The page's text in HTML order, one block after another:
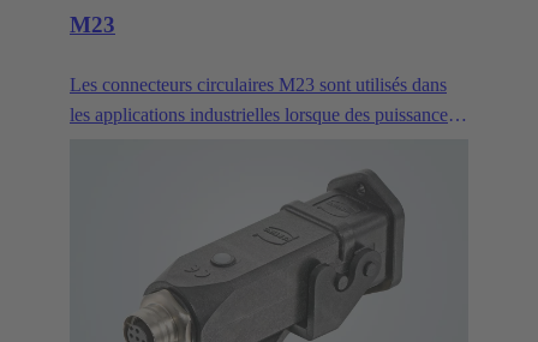
M23
Les connecteurs circulaires M23 sont utilisés dans
les applications industrielles lorsque des puissances
contacts de signaux doivent être regroupés. Ils sont
habituellement utilisés pour les lecteurs.